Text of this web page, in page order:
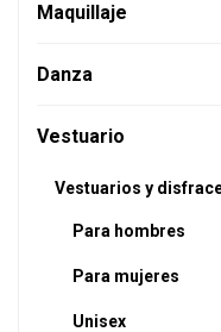
Maquillaje
Danza
Vestuario
Vestuarios y
Para hombres
Para mujeres
Unisex